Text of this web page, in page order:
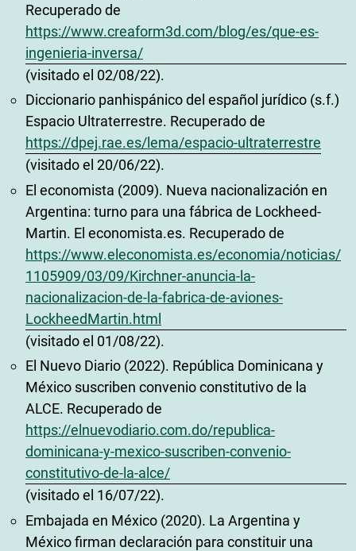
Recuperado de
https://www.creaform3d.com/blog/es/que-es-
ingenieria-inversa/
(visitado el 02/08/22).
Diccionario panhispánico del español jurídico (s.f.)
Espacio Ultraterrestre. Recuperado de
https://dpej.rae.es/lema/espacio-ultraterrestre
(visitado el 20/06/22).
El economista (2009). Nueva nacionalización en
Argentina: turno para una fábrica de Lockheed-
Martin. El economista.es. Recuperado de
https://www.eleconomista.es/economia/noticias/
1105909/03/09/Kirchner-anuncia-la-
nacionalizacion-de-la-fabrica-de-aviones-
LockheedMartin.html
(visitado el 01/08/22).
El Nuevo Diario (2022). República Dominicana y
México suscriben convenio constitutivo de la
ALCE. Recuperado de
https://elnuevodiario.com.do/republica-
dominicana-y-mexico-suscriben-convenio-
constitutivo-de-la-alce/
(visitado el 16/07/22).
Embajada en México (2020). La Argentina y
México firman declaración para constituir una